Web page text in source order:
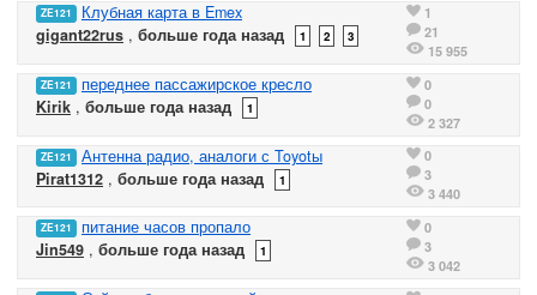
ZE121
Клубная карта в Emex
gigant22rus , больше года назад 1 2 3
1
21
15 955
ZE121
переднее пассажирское кресло
Kirik , больше года назад 1
0
0
2 327
ZE121
Антенна радио, аналоги с Toyotы
Pirat1312 , больше года назад 1
0
3
3 440
ZE121
питание часов пропало
Jin549 , больше года назад 1
0
3
3 042